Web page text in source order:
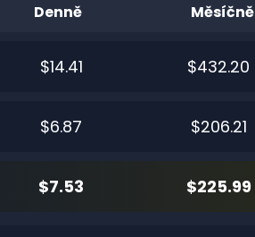
Denně Měsíčně
$14.41 $432.20
$6.87 $206.21
$7.53 $225.99